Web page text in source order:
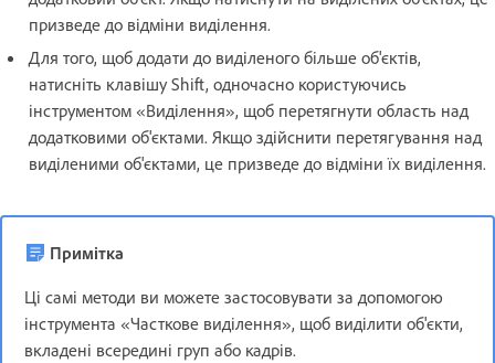
призведе до відміни виділення.
Для того, щоб додати до виділеного більше об'єктів,
натисніть клавішу Shift, одночасно користуючись
інструментом «Виділення», щоб перетягнути область над
додатковими об'єктами. Якщо здійснити перетягування над
виділеними об'єктами, це призведе до відміни їх виділення.
Примітка
Ці самі методи ви можете застосовувати за допомогою
інструмента «Часткове виділення», щоб виділити об'єкти,
вкладені всередині груп або кадрів.